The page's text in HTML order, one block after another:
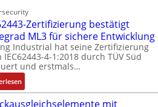
d
u
s
t
r
i
e
b
i
l
f
u
n
k
Zertifizierung bestätigt
ML3 für sichere Entwicklung
Industrial hat seine Zertifizierung
IEC62443-4-1:2018 durch TÜV Süd
und erstmals…
:
I
E
mit